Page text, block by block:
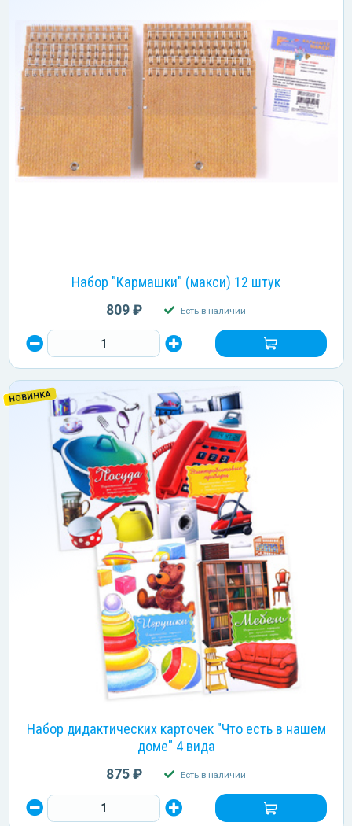
Набор "Кармашки" (макси) 12 штук
809 ₽ Есть в наличии
НОВИНКА
Набор дидактических карточек "Что есть в нашем
доме" 4 вида
875 ₽ Есть в наличии